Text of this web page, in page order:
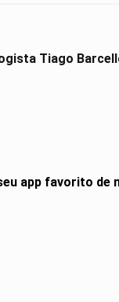
Tiago
app favorito de